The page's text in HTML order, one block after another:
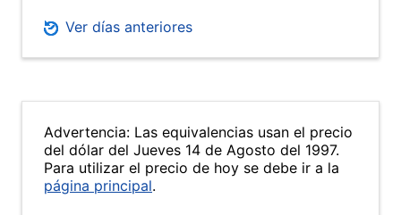
Ver días anteriores
Advertencia: Las equivalencias usan el precio
del dólar del Jueves 14 de Agosto del 1997.
Para utilizar el precio de hoy se debe ir a la
página principal.